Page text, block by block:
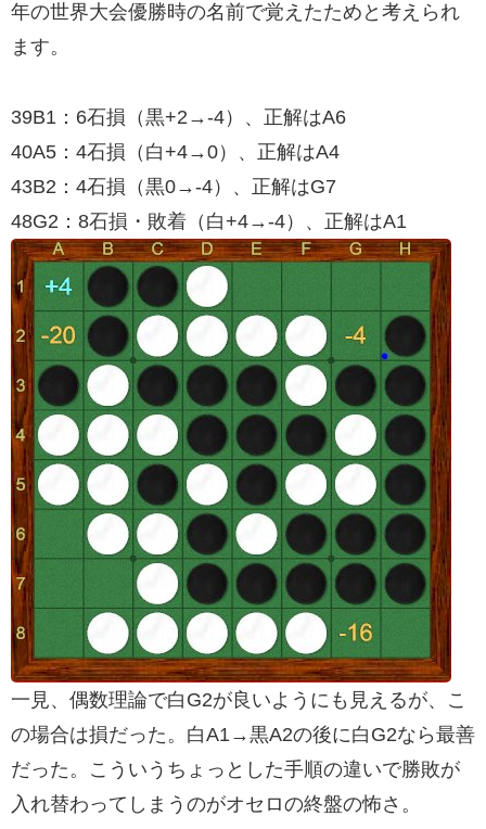
年の世界大会優勝時の名前で覚えたためと考えられ
ます。
39B1：6石損（黒+2→-4）、正解はA6
40A5：4石損（白+4→0）、正解はA4
43B2：4石損（黒0→-4）、正解はG7
48G2：8石損・敗着（白+4→-4）、正解はA1
一見、偶数理論で白G2が良いようにも見えるが、こ
の場合は損だった。白A1→黒A2の後に白G2なら最善
だった。こういうちょっとした手順の違いで勝敗が
入れ替わってしまうのがオセロの終盤の怖さ。